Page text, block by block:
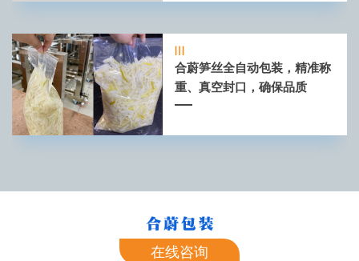
合蔚笋丝全自动包装，精准称
重、真空封口，确保品质
在线咨询